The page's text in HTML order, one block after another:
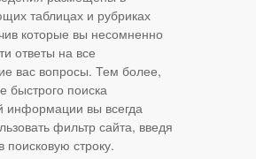
таблицах и рубриках
которые вы несомненно
ответы на все
вас вопросы. Тем более,
быстрого поиска
информации вы всегда
фильтр сайта, введя
поисковую строку.